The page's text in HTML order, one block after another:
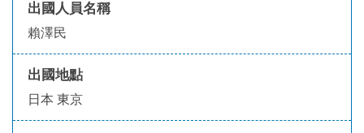
出國人員名稱
賴澤民
出國地點
日本 東京